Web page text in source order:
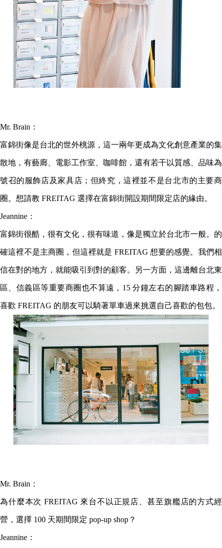
Mr. Brain：
富錦街像是台北的世外桃源，這一兩年更成為文化創意產業的集
散地，有藝廊、電影工作室、咖啡館，還有若干以質感、品味為
號召的服飾店及家具店；但終究，這裡並不是台北市的主要商
圈。想請教 FREITAG 選擇在富錦街開設期間限定店的緣由。
Jeannine：
富錦街很酷，很有文化，很有味道，像是獨立於台北市一般。的
確這裡不是主商圈，但這裡就是 FREITAG 想要的感覺。我們相
信在對的地方，就能吸引到對的顧客。另一方面，這邊離台北東
區、信義區等重要商圈也不算遠，15 分鐘左右的腳踏車路程，
喜歡 FREITAG 的朋友可以騎著單車過來挑選自己喜歡的包包。
Mr. Brain：
為什麼本次 FREITAG 來台不以正規店、甚至旗艦店的方式經
營，選擇 100 天期間限定 pop-up shop？
Jeannine：